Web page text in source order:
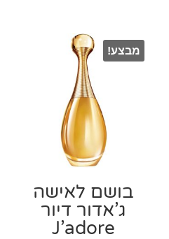
מבצע!
בושם לאישה
ג’אדור דיור
J’adore